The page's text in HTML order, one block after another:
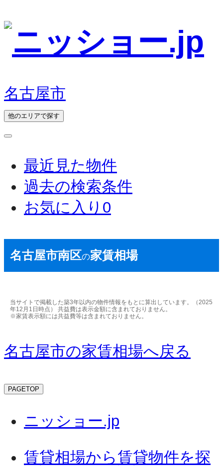
名古屋市
他のエリアで探す
最近見た物件
過去の検索条件
お気に入り 0
名古屋市南区の家賃相場
当サイトで掲載した築3年以内の物件情報をもとに算出しています。（2025
年12月1日時点） 共益費は表示金額に含まれておりません。
※家賃表示額には共益費等は含まれておりません。
名古屋市の家賃相場へ戻る
PAGETOP
ニッショー.jp
賃貸相場から賃貸物件を探